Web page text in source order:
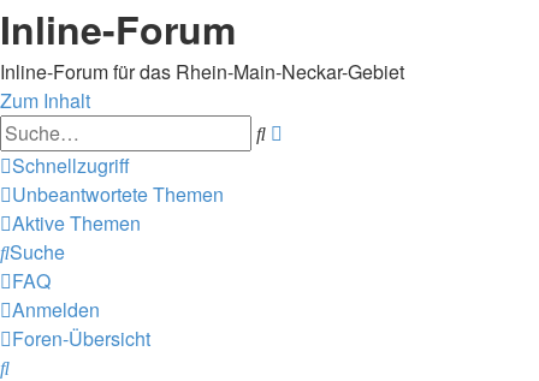
Inline-Forum
Inline-Forum für das Rhein-Main-Neckar-Gebiet
Zum Inhalt
Suche
Schnellzugriff
Unbeantwortete Themen
Aktive Themen
Suche
FAQ
Anmelden
Foren-Übersicht
Suche